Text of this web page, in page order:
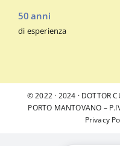
50 anni
di esperienza
© 2022 · 2024 · DOTTOR
PORTO MANTOVANO –
Privacy